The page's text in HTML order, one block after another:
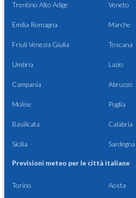
Trentino Alto Adige Veneto
Emilia Romagna Marche
Friuli Venezia Giulia Toscana
Umbria Lazio
Campania Abruzzo
Molise Puglia
Basilicata Calabria
Sicilia Sardegna
Previsioni meteo per le città italiane
Torino Aosta